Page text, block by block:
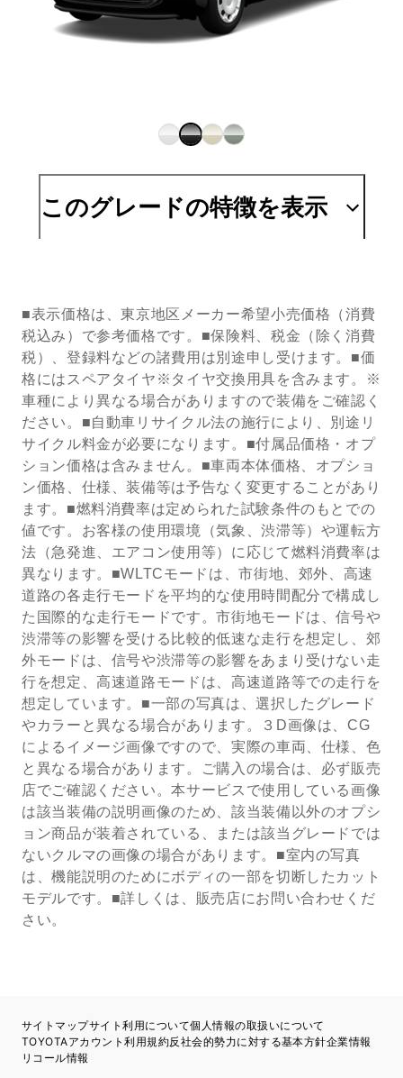
このグレードの特徴を表示
■表示価格は、東京地区メーカー希望小売価格（消費
税込み）で参考価格です。■保険料、税金（除く消費
税）、登録料などの諸費用は別途申し受けます。■価
格にはスペアタイヤ※タイヤ交換用具を含みます。※
車種により異なる場合がありますので装備をご確認く
ださい。■自動車リサイクル法の施行により、別途リ
サイクル料金が必要になります。■付属品価格・オプ
ション価格は含みません。■車両本体価格、オプショ
ン価格、仕様、装備等は予告なく変更することがあり
ます。■燃料消費率は定められた試験条件のもとでの
値です。お客様の使用環境（気象、渋滞等）や運転方
法（急発進、エアコン使用等）に応じて燃料消費率は
異なります。■WLTCモードは、市街地、郊外、高速
道路の各走行モードを平均的な使用時間配分で構成し
た国際的な走行モードです。市街地モードは、信号や
渋滞等の影響を受ける比較的低速な走行を想定し、郊
外モードは、信号や渋滞等の影響をあまり受けない走
行を想定、高速道路モードは、高速道路等での走行を
想定しています。■一部の写真は、選択したグレード
やカラーと異なる場合があります。３D画像は、CG
によるイメージ画像ですので、実際の車両、仕様、色
と異なる場合があります。ご購入の場合は、必ず販売
店でご確認ください。本サービスで使用している画像
は該当装備の説明画像のため、該当装備以外のオプシ
ョン商品が装着されている、または該当グレードでは
ないクルマの画像の場合があります。■室内の写真
は、機能説明のためにボディの一部を切断したカット
モデルです。■詳しくは、販売店にお問い合わせくだ
さい。
サイトマップサイト利用について個人情報の取扱いについて
TOYOTAアカウント利用規約反社会的勢力に対する基本方針企業情報
リコール情報